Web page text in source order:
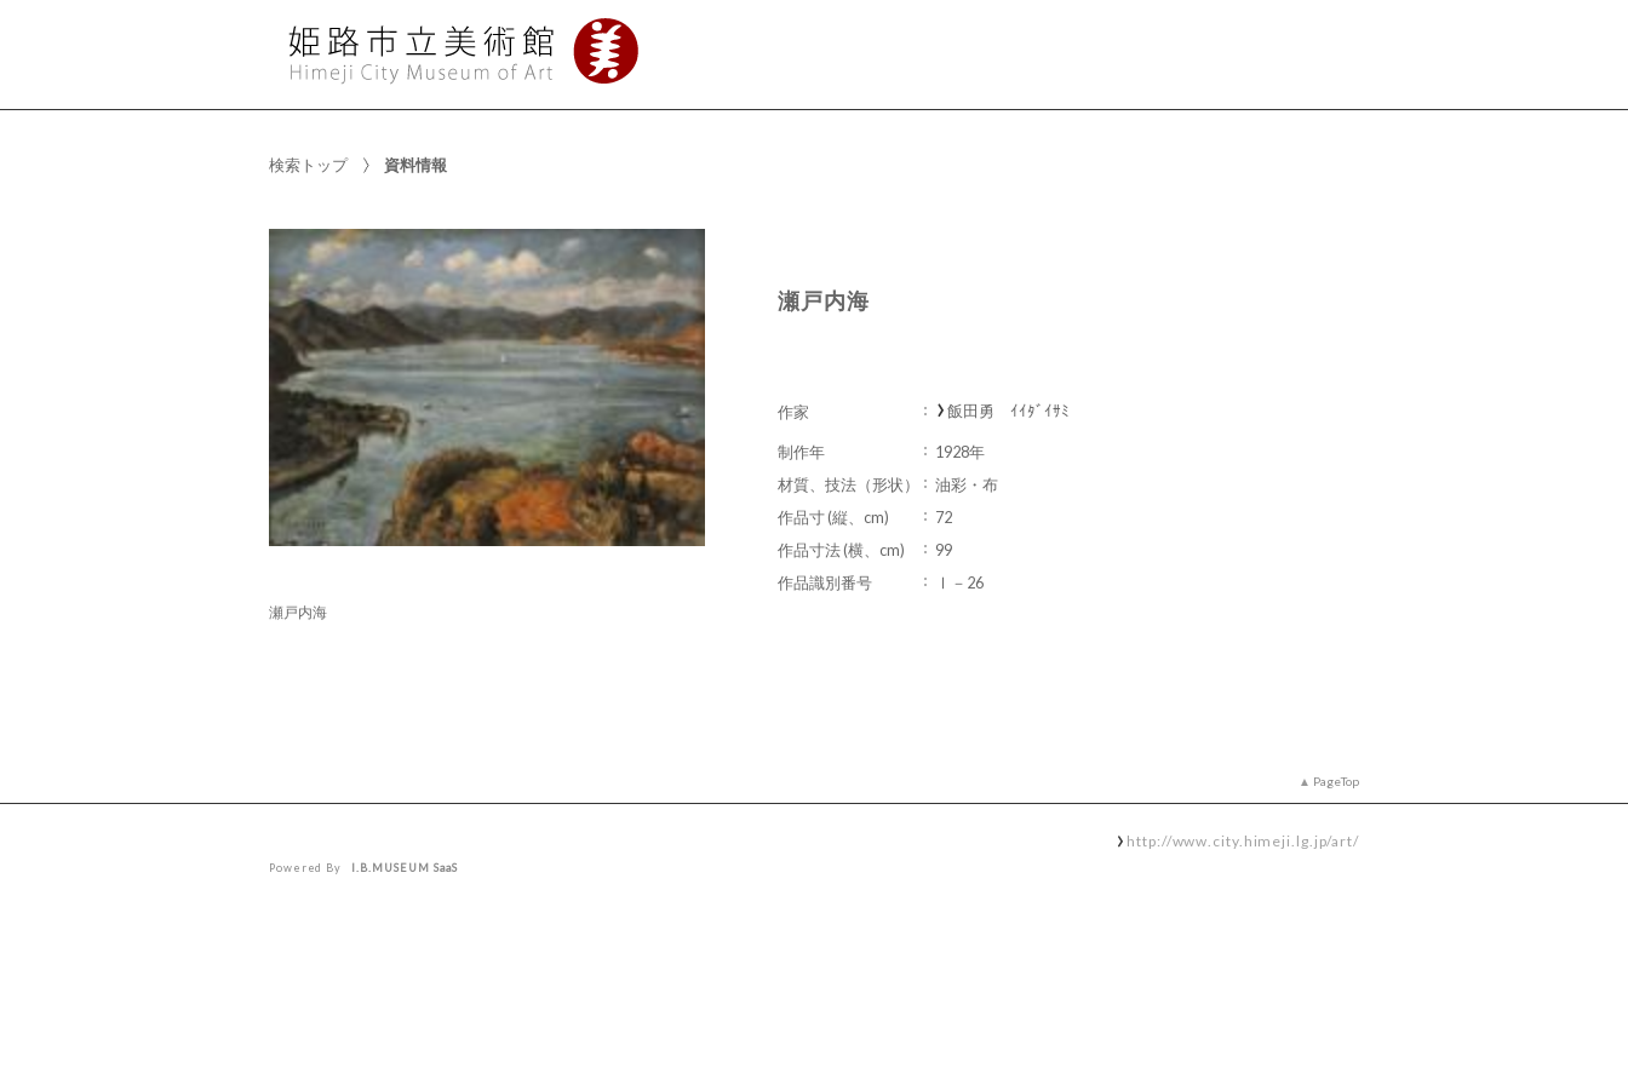
検索トップ 資料情報
瀬戸内海
瀬戸内海
作家 飯田勇 ｲｲﾀﾞｲｻﾐ
制作年
1928年
材質、技法（形状）
油彩・布
作品寸 (縦、cm)
72
作品寸法 (横、cm)
99
作品識別番号
Ⅰ－26
PageTop
http://www.city.himeji.lg.jp/art/
Powered By I.B.MUSEUM SaaS